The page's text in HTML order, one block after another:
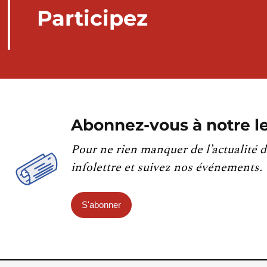
Participez
Abonnez-vous à notre
Pour ne rien manquer de l’actualité
infolettre et suivez nos événements.
S'abonner